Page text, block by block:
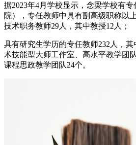
据2023年4月学校显示，念梁学校有
院），专任教师中具有副高级职称以
技术职务教师29人，其中教授12人；
具有研究生学历的专任教师232人，
术技能型大师工作室、高水平教学团
课程思政教学团队24个。